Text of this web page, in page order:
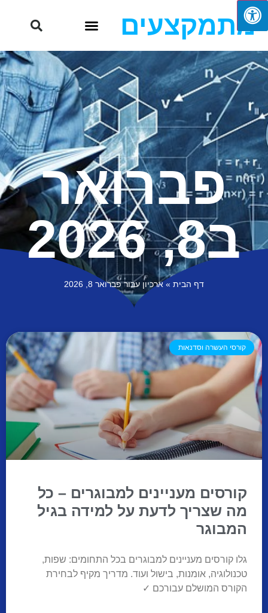
מתמקצעים
פברואר
ב8, 2026
דף הבית »ארכיון עבור פברואר 8, 2026
קורסי העשרה וסדנאות
קורסים מעניינים למבוגרים – כל
מה שצריך לדעת על למידה בגיל
המבוגר
גלו קורסים מעניינים למבוגרים בכל התחומים: שפות,
טכנולוגיה, אומנות, בישול ועוד. מדריך מקיף לבחירת
הקורס המושלם עבורכם ✓